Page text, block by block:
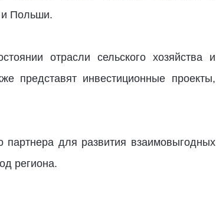
и Польши.
отрасли сельского хозяйства и
представят инвестиционные проекты,
партнера для развития взаимовыгодных
региона.